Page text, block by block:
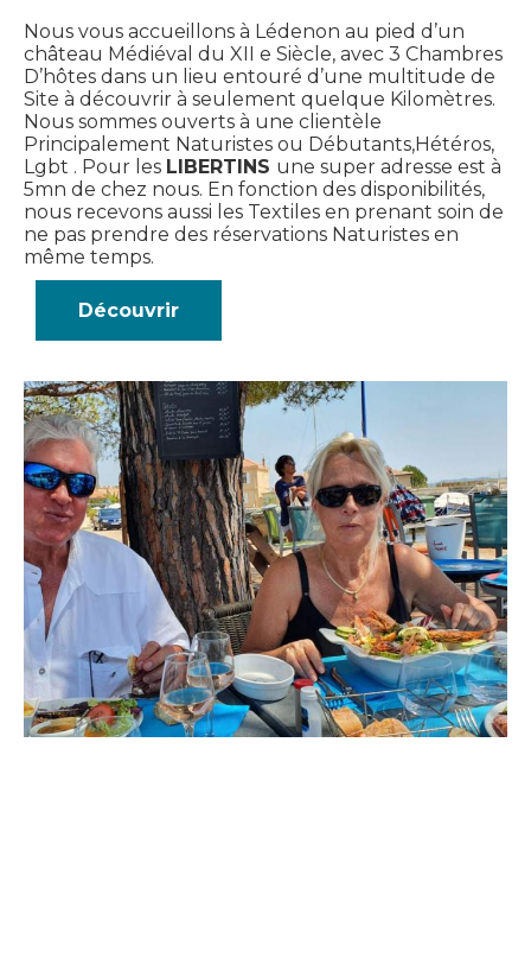
Nous vous accueillons à Lédenon au pied d’un
château Médiéval du XII e Siècle, avec 3 Chambres
D’hôtes dans un lieu entouré d’une multitude de
Site à découvrir à seulement quelque Kilomètres.
Nous sommes ouverts à une clientèle
Principalement Naturistes ou Débutants,Hétéros,
Lgbt . Pour les LIBERTINS une super adresse est à
5mn de chez nous. En fonction des disponibilités,
nous recevons aussi les Textiles en prenant soin de
ne pas prendre des réservations Naturistes en
même temps.
Découvrir